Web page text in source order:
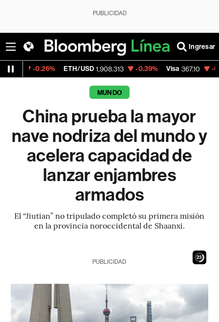
PUBLICIDAD
Ingresar
ETH/USD 1,908.313 -0.39% Visa 367.10 -0.39%
MUNDO
China prueba la mayor
nave nodriza del mundo y
acelera capacidad de
lanzar enjambres
armados
El “Jiutian” no tripulado completó su primera misión
en la provincia noroccidental de Shaanxi.
21
PUBLICIDAD